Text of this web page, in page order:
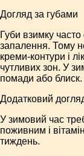
Догляд за губами
Губи взимку
запалення. Тому
креми-контури і
чутливих зон. У
помади або блиск.
Додатковий
У зимовий час
поживним і
тиждень.